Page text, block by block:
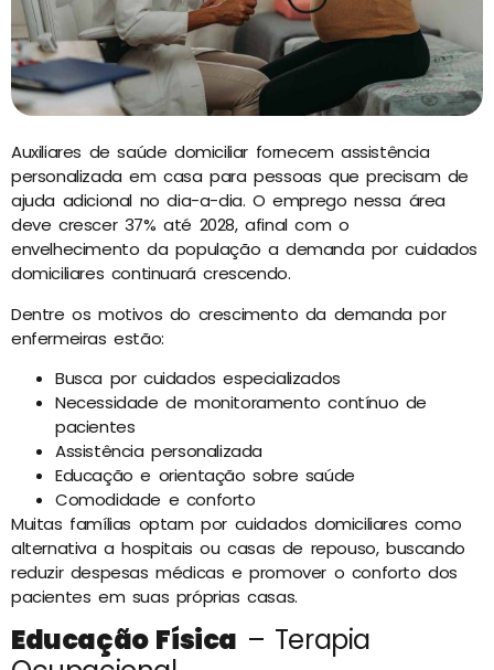
Auxiliares de saúde domiciliar fornecem assistência
personalizada em casa para pessoas que precisam de
ajuda adicional no dia-a-dia. O emprego nessa área
deve crescer 37% até 2028, afinal com o
envelhecimento da população a demanda por cuidados
domiciliares continuará crescendo.
Dentre os motivos do crescimento da demanda por
enfermeiras estão:
Busca por cuidados especializados
Necessidade de monitoramento contínuo de
pacientes
Assistência personalizada
Educação e orientação sobre saúde
Comodidade e conforto
Muitas famílias optam por cuidados domiciliares como
alternativa a hospitais ou casas de repouso, buscando
reduzir despesas médicas e promover o conforto dos
pacientes em suas próprias casas.
Educação Física – Terapia